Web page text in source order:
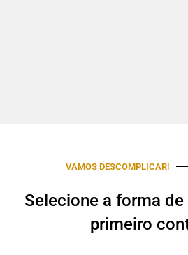
VAMOS DESCOMPLICAR!
Selecione a forma
primeiro